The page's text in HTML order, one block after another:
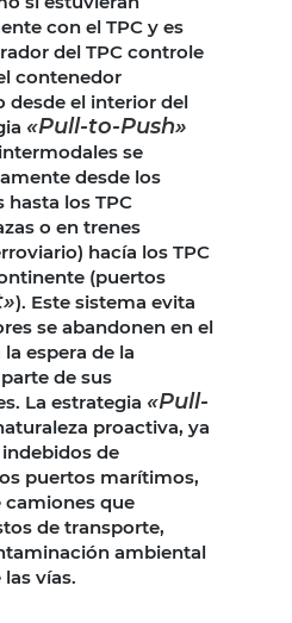
con el TPC y es
del TPC controle
contenedor
desde el interior del
«Pull-to-Push»
se
desde los
los TPC
o en trenes
hacía los TPC
(puertos
). Este sistema evita
se abandonen en el
espera de la
de sus
La estrategia «Pull-
proactiva, ya
de
puertos marítimos,
camiones que
de transporte,
ambiental
vías.